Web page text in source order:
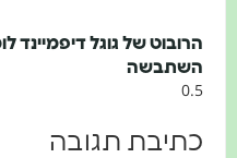
הרובוט של גוגל דיפמיינד
השתבשה
כתיבת תגובה